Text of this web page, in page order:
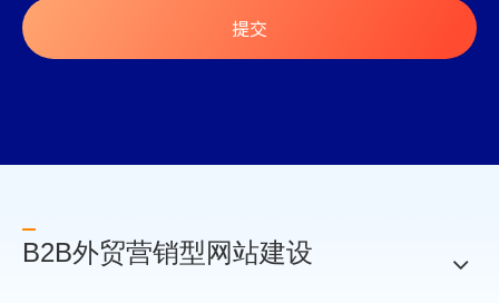
提交
B2B外贸营销型网站建设